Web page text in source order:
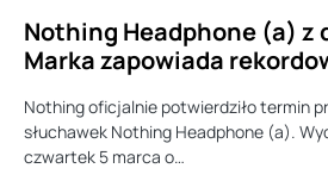
Nothing Headphone (a) z
Marka zapowiada
Nothing oficjalnie potwierdziło termin
słuchawek Nothing Headphone (a).
czwartek 5 marca o…